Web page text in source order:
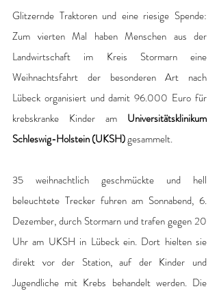
Glitzernde Traktoren und eine riesige Spende:
Zum vierten Mal haben Menschen aus der
Landwirtschaft im Kreis Stormarn eine
Weihnachtsfahrt der besonderen Art nach
Lübeck organisiert und damit 96.000 Euro für
krebskranke Kinder am Universitätsklinikum
Schleswig-Holstein (UKSH) gesammelt.
35 weihnachtlich geschmückte und hell
beleuchtete Trecker fuhren am Sonnabend, 6.
Dezember, durch Stormarn und trafen gegen 20
Uhr am UKSH in Lübeck ein. Dort hielten sie
direkt vor der Station, auf der Kinder und
Jugendliche mit Krebs behandelt werden. Die